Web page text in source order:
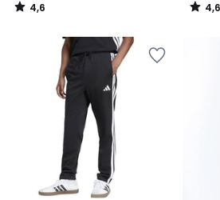
4,6
/
4,6
/